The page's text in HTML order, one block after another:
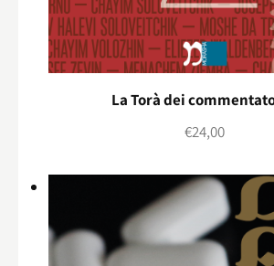
La Torà dei
€24,00